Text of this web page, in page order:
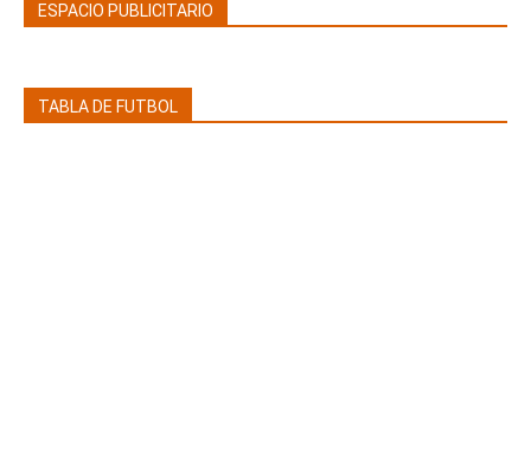
ESPACIO PUBLICITARIO
TABLA DE FUTBOL